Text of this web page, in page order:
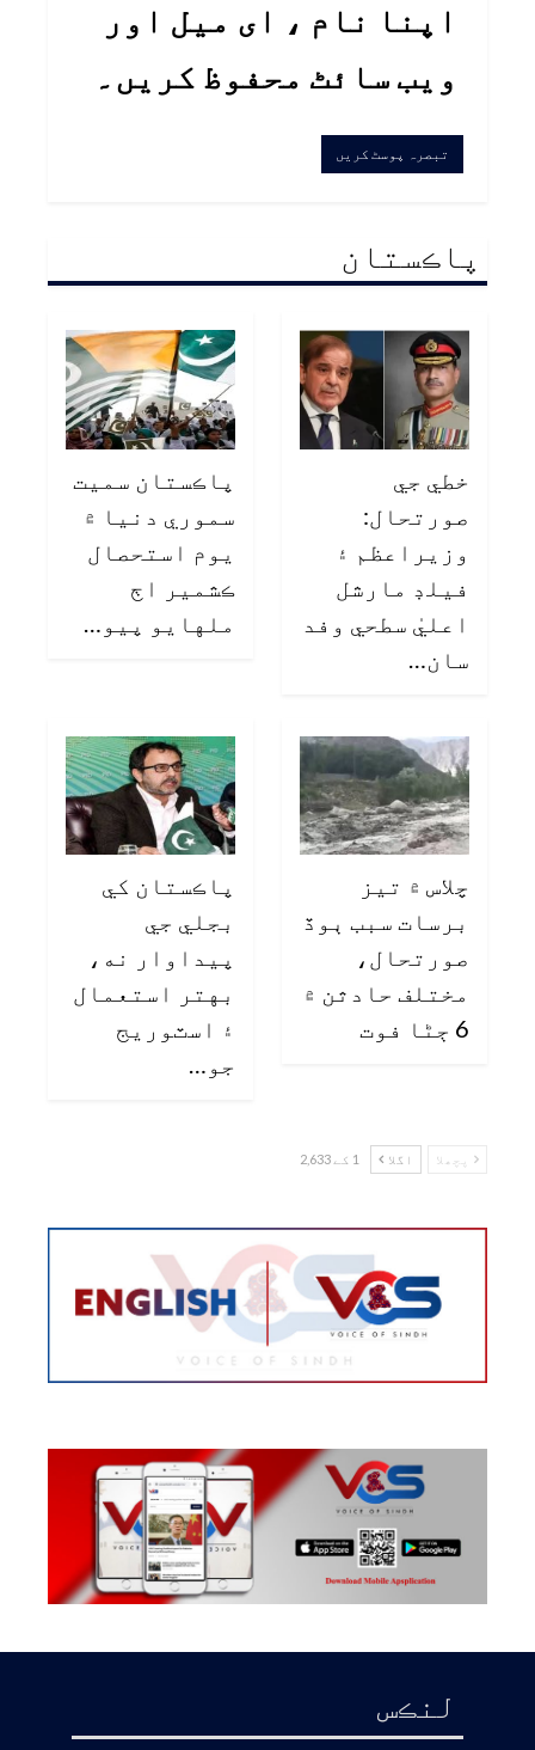
اپنا نام ، ای میل اور
ویب سائٹ محفوظ کریں۔
پاڪستان
خطي جي
صورتحال:
وزيراعظم ۽
فيلڊ مارشل
اعليٰ سطحي وفد
سان…
پاڪستان سميت
سموري دنيا ۾
يوم استحصال
ڪشمير اڄ
ملهايو پيو…
چلاس ۾ تيز
برسات سبب ٻوڏ
صورتحال،
مختلف حادثن ۾
6 ڄڻا فوت
پاڪستان کي
بجلي جي
پيداوار نه،
بهتر استعمال
۽ اسٽوريج
جو…
پچھلا اگلا 1 کے 2,633
لنڪس